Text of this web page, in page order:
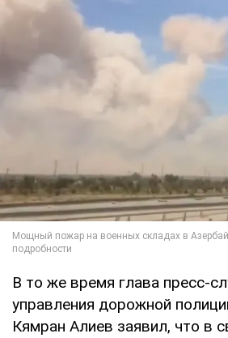
В то же время глава пресс-
управления дорожной
Кямран Алиев заявил, что в